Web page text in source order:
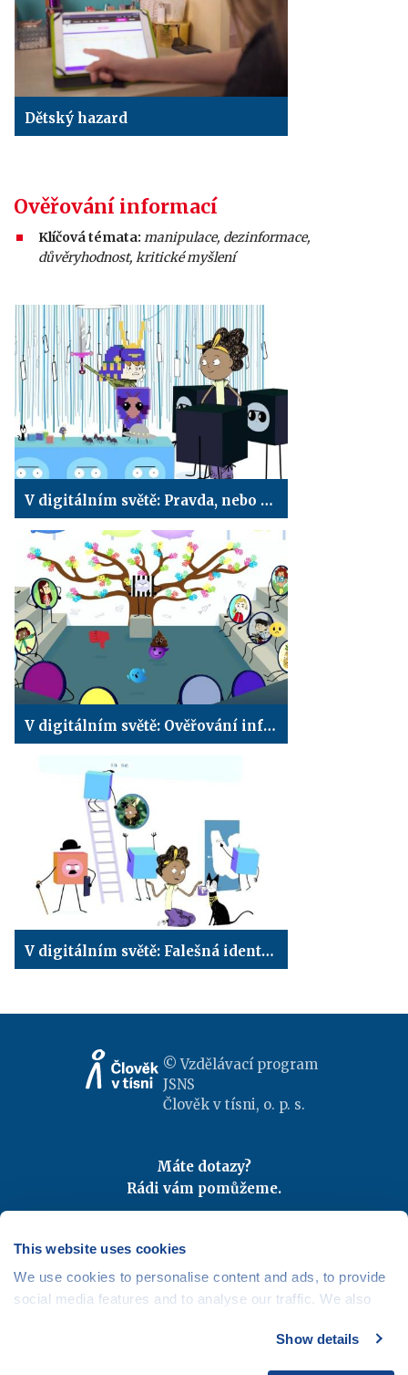
This website uses cookies
We use cookies to personalise content and ads, to provide
social media features and to analyse our traffic. We also
media, advertising and analytics partners who may
Show details
Dětský hazard
Ověřování informací
Klíčová témata: manipulace, dezinformace,
důvěryhodnost, kritické myšlení
V digitálním světě: Pravda, nebo ne?
V digitálním světě: Ověřování informací
V digitálním světě: Falešná identita
© Vzdělávací program
JSNS
Člověk v tísni, o. p. s.
Máte dotazy?
Rádi vám pomůžeme.
Odebírejte newslettery
Mapa webu |Kariéra
Osobní údaje|Cookies